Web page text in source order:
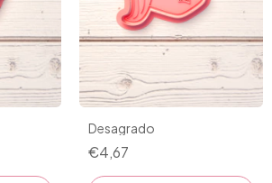
Desagrado
€4,67